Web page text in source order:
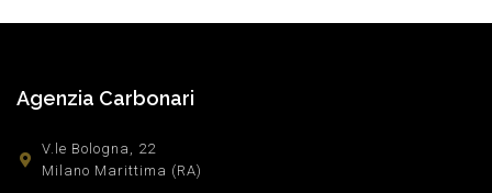
Agenzia Carbonari
V.le Bologna, 22
Milano Marittima (RA)